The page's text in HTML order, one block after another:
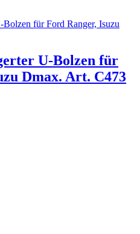
U-Bolzen für
Dmax. Art. C473